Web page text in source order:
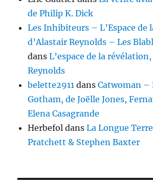
de Philip K. Dick
Les Inhibiteurs – L’Espace de
d’Alastair Reynolds – Les
dansL’espace de la
Reynolds
belette2911 dansCatwoman –
Gotham, de Joëlle Jones,
Elena Casagrande
Herbefol dansLa Longue
Pratchett & Stephen Baxter